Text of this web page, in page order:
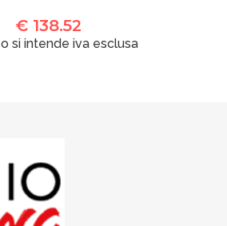
€ 138.52
si intende iva esclusa